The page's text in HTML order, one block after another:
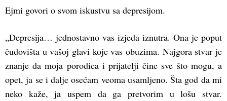
Ejmi govori o svom iskustvu sa depresijom.
„Depresija… jednostavno vas izjeda iznutra. Ona je poput
čudovišta u vašoj glavi koje vas obuzima. Najgora stvar je
znanje da moja porodica i prijatelji čine sve što mogu, a
opet, ja se i dalje osećam veoma usamljeno. Šta god da mi
neko kaže, ja uspem da ga pretvorim u lošu stvar.